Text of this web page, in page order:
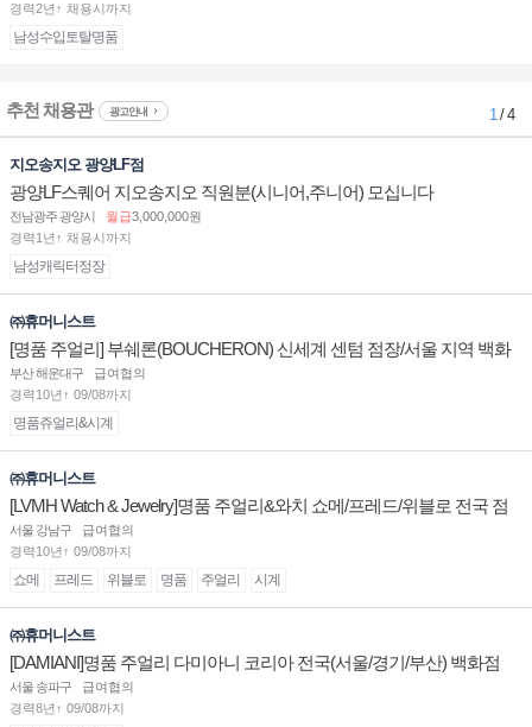
경력2년↑ 채용시까지
남성수입토탈명품
추천 채용관 광고안내 1/ 4
지오송지오 광양LF점
광양LF스퀘어 지오송지오 직원분(시니어,주니어) 모십니다
전남광주 광양시 월급3,000,000원
경력1년↑ 채용시까지
남성캐릭터정장
㈜휴머니스트
[명품 주얼리] 부쉐론(BOUCHERON) 신세계 센텀 점장/서울 지역 백화
점 판매사원 채용
부산 해운대구
급여협의
경력10년↑ 09/08까지
명품쥬얼리&시계
㈜휴머니스트
[LVMH Watch & Jewelry]명품 주얼리&와치 쇼메/프레드/위블로 전국 점
장/부점장/판매사원 채용
서울 강남구
급여협의
경력10년↑ 09/08까지
쇼메 프레드 위블로 명품 주얼리 시계
㈜휴머니스트
[DAMIANI]명품 주얼리 다미아니 코리아 전국(서울/경기/부산) 백화점
부점장/판매사원 채용
서울 송파구
급여협의
경력8년↑ 09/08까지